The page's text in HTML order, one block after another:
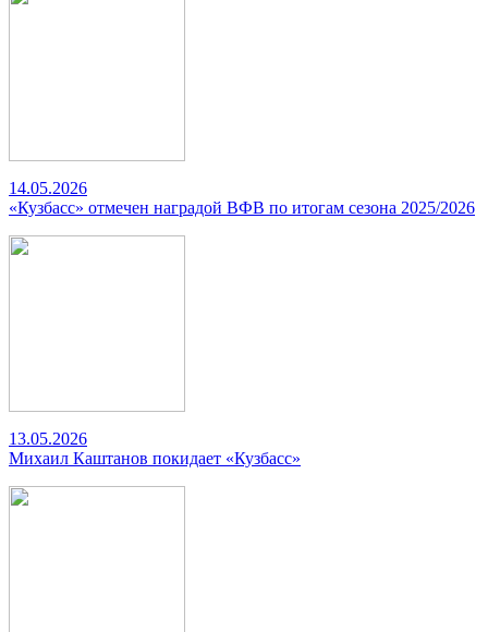
14.05.2026
«Кузбасс» отмечен наградой ВФВ по итогам сезона 2025/2026
13.05.2026
Михаил Каштанов покидает «Кузбасс»